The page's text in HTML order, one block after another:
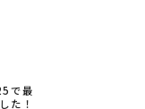
で最
た！